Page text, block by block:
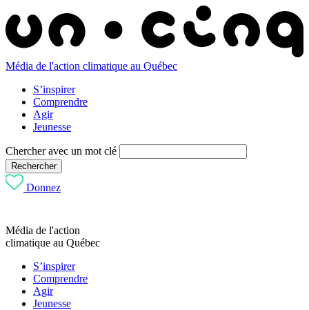
Média de l'action climatique au Québec
S’inspirer
Comprendre
Agir
Jeunesse
Chercher avec un mot clé
Rechercher
Donnez
Média de l'action
climatique au Québec
S’inspirer
Comprendre
Agir
Jeunesse